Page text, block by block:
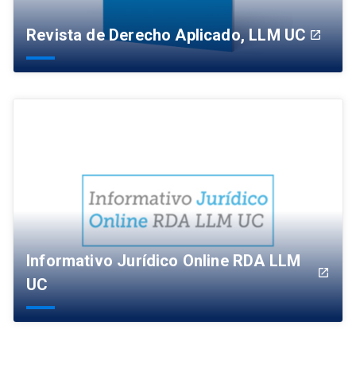
Revista de Derecho Aplicado, LLM UC launch
Informativo Jurídico Online RDA LLM
UC
launch